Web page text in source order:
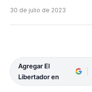
30 de julio de 2023
Agregar El
Libertador en